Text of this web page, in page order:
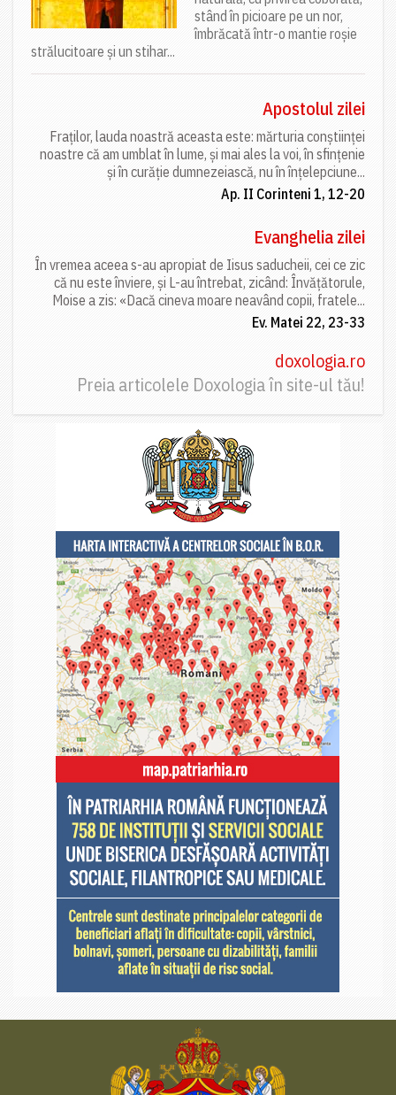
stând în picioare pe un nor,
îmbrăcată într-o mantie roșie
strălucitoare și un stihar...
Apostolul zilei
Fraților, lauda noastră aceasta este: mărturia conștiinței
noastre că am umblat în lume, și mai ales la voi, în sfințenie
și în curăție dumnezeiască, nu în înțelepciune...
Ap. II Corinteni 1, 12-20
Evanghelia zilei
În vremea aceea s-au apropiat de Iisus saducheii, cei ce zic
că nu este înviere, și L-au întrebat, zicând: Învățătorule,
Moise a zis: «Dacă cineva moare neavând copii, fratele...
Ev. Matei 22, 23-33
doxologia.ro
Preia articolele Doxologia în site-ul tău!